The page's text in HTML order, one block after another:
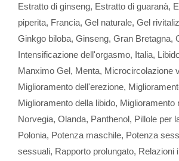
Estratto di ginseng, Estratto di guaranà,
piperita, Francia, Gel naturale, Gel
Ginkgo biloba, Ginseng, Gran Bretagna,
Intensificazione dell'orgasmo, Italia,
Manximo Gel, Menta, Microcircolazione
Miglioramento dell'erezione,
Miglioramento della libido, Miglioramento
Norvegia, Olanda, Panthenol, Pillole per
Polonia, Potenza maschile, Potenza
sessuali, Rapporto prolungato, Relazioni